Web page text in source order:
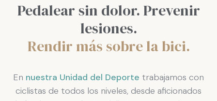
Pedalear sin dolor. Prevenir
lesiones.
Rendir más sobre la bici.
En nuestra Unidad del Deporte trabajamos con
ciclistas de todos los niveles, desde aficionados